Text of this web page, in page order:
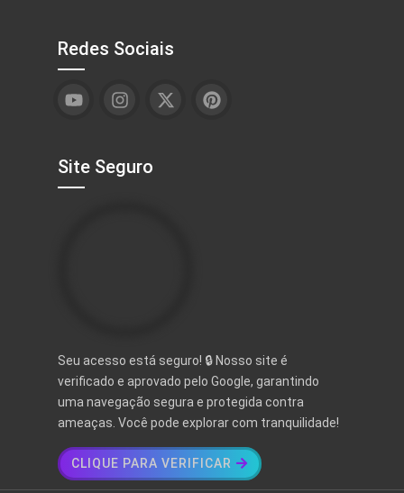
Redes Sociais
Site Seguro
Seu acesso está seguro! 🔒 Nosso site é
verificado e aprovado pelo Google, garantindo
uma navegação segura e protegida contra
ameaças. Você pode explorar com tranquilidade!
CLIQUE PARA VERIFICAR